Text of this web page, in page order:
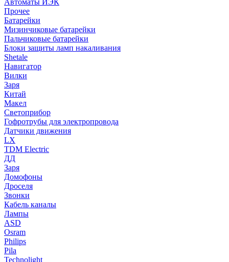
Автоматы ИЭК
Прочее
Батарейки
Мизинчиковые батарейки
Пальчиковые батарейки
Блоки защиты ламп накаливания
Shetale
Навигатор
Вилки
Заря
Китай
Макел
Светоприбор
Гофротрубы для электропровода
Датчики движения
LX
TDM Electric
ДД
Заря
Домофоны
Дроселя
Звонки
Кабель каналы
Лампы
ASD
Osram
Philips
Pila
Technolight